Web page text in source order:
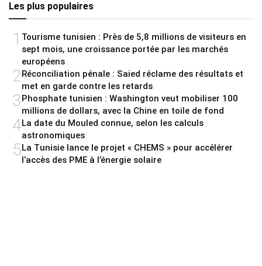
Les plus populaires
1 Tourisme tunisien : Près de 5,8 millions de visiteurs en
sept mois, une croissance portée par les marchés
européens
2 Réconciliation pénale : Saied réclame des résultats et
met en garde contre les retards
3 Phosphate tunisien : Washington veut mobiliser 100
millions de dollars, avec la Chine en toile de fond
4La date du Mouled connue, selon les calculs
astronomiques
5La Tunisie lance le projet « CHEMS » pour accélérer
l’accès des PME à l’énergie solaire